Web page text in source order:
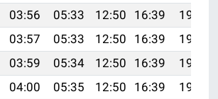
03:56 05:33 12:50 16:39
19:58
03:57 05:33 12:50 16:39
19:57
03:59 05:34 12:50 16:39
19:56
04:00 05:35 12:50 16:39
19:55